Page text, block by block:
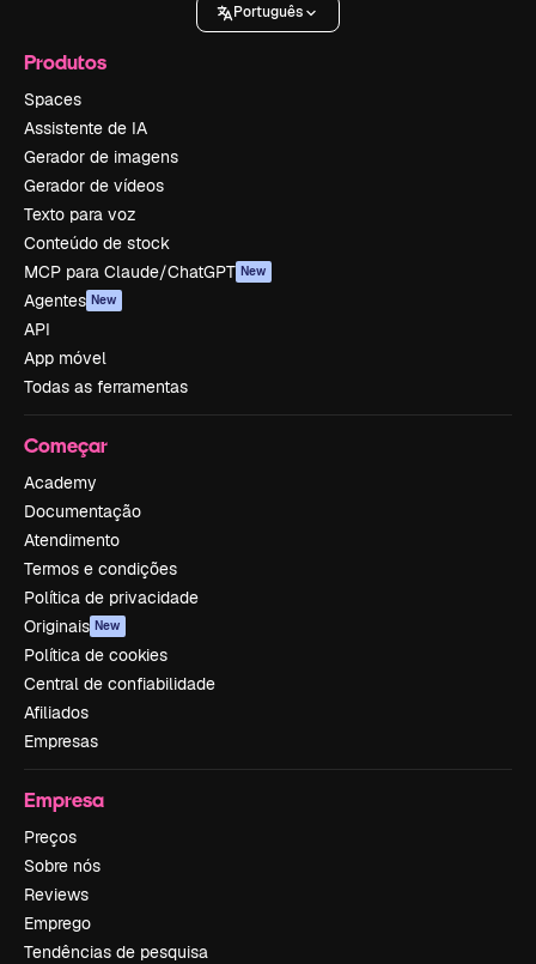
Português
Produtos
Spaces
Assistente de IA
Gerador de imagens
Gerador de vídeos
Texto para voz
Conteúdo de stock
MCP para Claude/ChatGPT New
Agentes New
API
App móvel
Todas as ferramentas
Começar
Academy
Documentação
Atendimento
Termos e condições
Política de privacidade
Originais New
Política de cookies
Central de confiabilidade
Afiliados
Empresas
Empresa
Preços
Sobre nós
Reviews
Emprego
Tendências de pesquisa